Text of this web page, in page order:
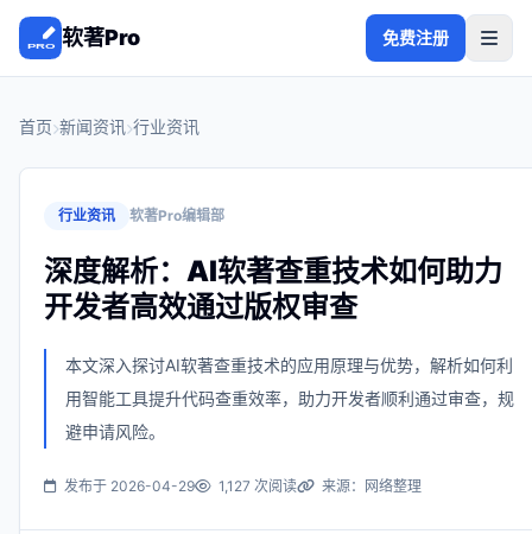
软著Pro 免费注册
首页 新闻资讯 行业资讯
行业资讯 软著Pro编辑部
深度解析：AI软著查重技术如何助力
开发者高效通过版权审查
本文深入探讨AI软著查重技术的应用原理与优势，解析如何利
用智能工具提升代码查重效率，助力开发者顺利通过审查，规
避申请风险。
发布于 2026-04-29 1,127 次阅读 来源：网络整理